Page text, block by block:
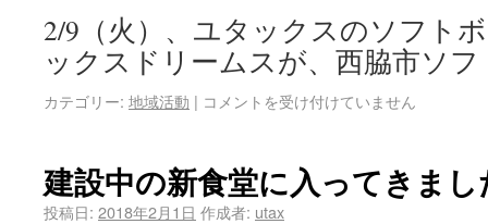
2/9（火）、ユタックスのソフト
ックスドリームスが、西脇市ソ
カテゴリー: 地域活動 | コメントを受け付けていません
建設中の新食堂に入ってきまし
投稿日: 2018年2月1日 作成者: utax